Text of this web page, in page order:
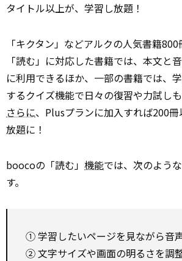
タイトル以上が、学習し放題！
「キクタン」などアルクの人気書籍800
「読む」に対応した書籍では、本文と
に利用できるほか、一部の書籍では、
するクイズ機能で日々の復習や力試しも
さらに、Plusプランに加入すれば200
放題に！
boocoの「読む」 機能では、次のよう
す。
① 学習したいページを見ながら音
② 文字サイズや画面の明るさを調